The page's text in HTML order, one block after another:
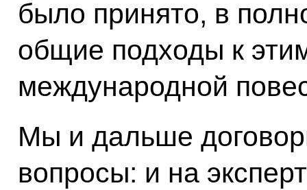
было принято, в
общие подходы к
международной
Мы и дальше
вопросы: и на